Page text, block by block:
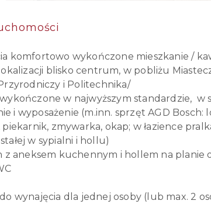
komfortowo wykończone mieszkanie /
blisko centrum, w pobliżu
i Politechnika/
w najwyższym standardzie, w
i wyposażenie (m.inn. sprzęt AGD Bosch:
zmywarka, okap; w łazience
w sypialni i hollu)
z aneksem kuchennym i hollem na planie
wynajęcia dla jednej osoby (lub max. 2